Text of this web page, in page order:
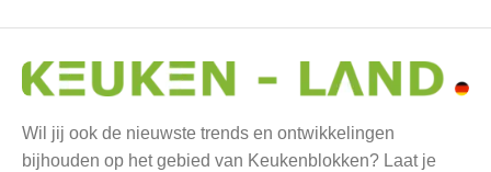
Wil jij ook de nieuwste trends en ontwikkelingen
bijhouden op het gebied van Keukenblokken? Laat je